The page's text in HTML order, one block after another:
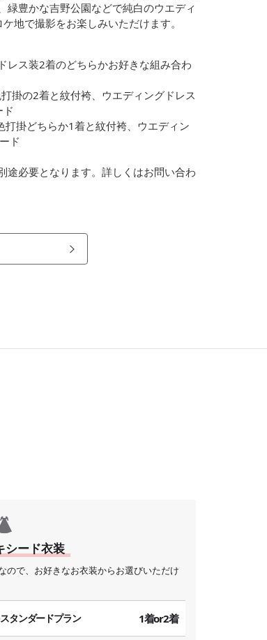
豊かな吉野公園などで純白のウエディ
地で撮影をお楽しみいただけます。
レス装2着のどちらかお好きな組み合わ
掛の2着と紋付袴、ウエディングドレス
打掛どちらか1着と紋付袴、ウエディン
ド
途必要となります。詳しくはお問い合わ
シード衣装
ので、お好きなお衣装からお選びいただけ
タンダードプラン 1着or2着